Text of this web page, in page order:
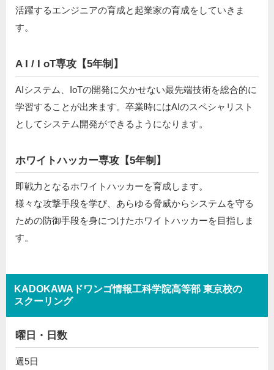
活躍するエンジニアの育成と起業家の育成をしていきま
す。
A I / I oT専攻【5年制】
AIシステム、IoTの開発に欠かせない最先端技術を総合的に
学習することが出来ます。卒業時にはAIのスペシャリスト
としてシステム開発ができるようになります。
ホワイトハッカー専攻【5年制】
即戦力となるホワイトハッカーを育成します。
様々な攻撃手段を学び、あらゆる脅威からシステムを守る
ための防御手段を身につけたホワイトハッカーを目指しま
す。
KADOKAWAドワンゴ情報工科学院高等部 東京校の
スクーリング
曜日・日数
週5日